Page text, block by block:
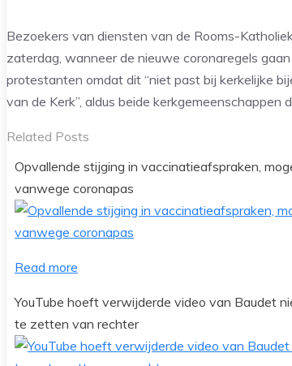
Bezoekers van diensten van de Rooms-
zaterdag, wanneer de nieuwe coronaregels
protestanten omdat dit “niet past bij kerkelijke
van de Kerk”, aldus beide kerkgemeenschappen
Related Posts
Opvallende stijging in vaccinatieafspraken,
vanwege coronapas
Read more
YouTube hoeft verwijderde video van Baudet
te zetten van rechter